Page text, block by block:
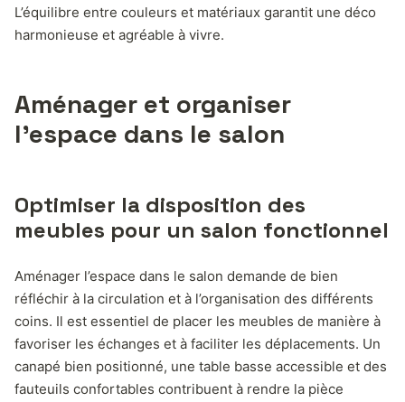
L’équilibre entre couleurs et matériaux garantit une déco
harmonieuse et agréable à vivre.
Aménager et organiser
l’espace dans le salon
Optimiser la disposition des
meubles pour un salon fonctionnel
Aménager l’espace dans le salon demande de bien
réfléchir à la circulation et à l’organisation des différents
coins. Il est essentiel de placer les meubles de manière à
favoriser les échanges et à faciliter les déplacements. Un
canapé bien positionné, une table basse accessible et des
fauteuils confortables contribuent à rendre la pièce